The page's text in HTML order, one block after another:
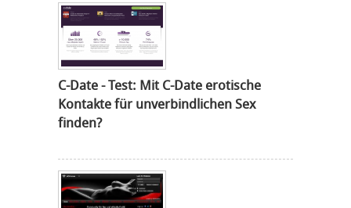
C-Date - Test: Mit C-Date erotische
Kontakte für unverbindlichen Sex
finden?